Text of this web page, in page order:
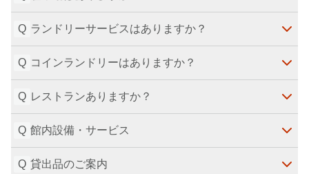
【都営浅草線浅草橋駅】A4出口より徒歩1分
最終更新日：2024-09-11
駐車場のご用意はございません。
近くのコインパーキングをご利用ください。
最終更新日：2024-09-11
Q ランドリーサービスはありますか？
ランドリーサービスはございます。
・午前10時までにフロントへお持ちください（毎週
水曜日・火曜日はお休みです）。
・ドライクリーニングのみのお取りで、当日18時の
仕上がりが可能です（特殊品・海外製等、当日仕上が
Q コインランドリーはありますか？
館内にはご用意ございません。
近隣のコインランドリーをご案内いたします。
最終更新日：2024-09-11
Q レストランありますか？
レストランは、家庭の味でお馴染みの定食屋「大戸屋
ごはん処」をご利用頂けます。
懐かしくて安心する、素材と店内調理にこだわった手
Q
・チェックイン前・チェックアウト後のお荷物のお預
Q 貸出品のご案内